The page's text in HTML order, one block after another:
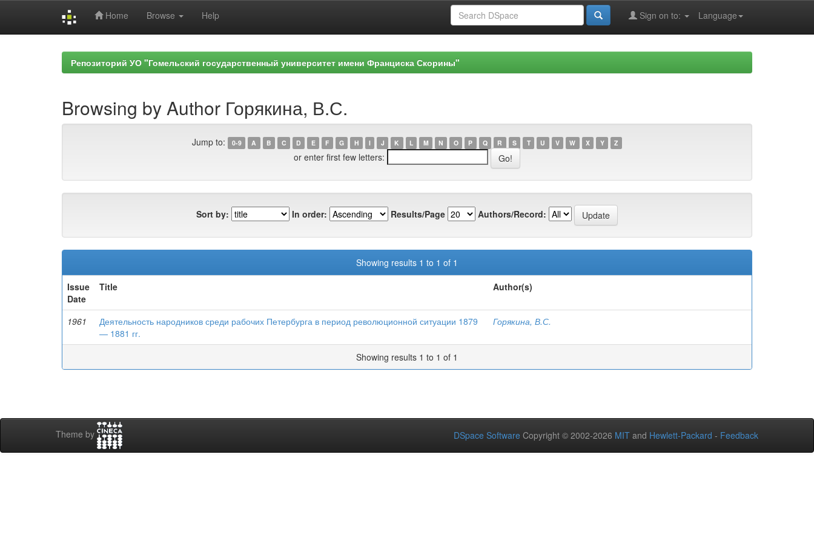
Home Browse Help Language
Sign on to:
Репозиторий УО "Гомельский государственный университет имени Франциска Скорины"
Browsing by Author Горякина, В.С.
Jump to: 0-9 A B C D E F G H I J K L M N O P Q R S T U V W X Y Z
or enter first few letters:
Sort by: In order: Results/Page Authors/Record:
Showing results 1 to 1 of 1
Issue
Date
Title Author(s)
1961
Деятельность народников среди рабочих Петербурга в период революционной ситуации 1879
— 1881 гг.
Горякина, В.С.
Showing results 1 to 1 of 1
Theme by DSpace Software Copyright © 2002-2026 MIT and Hewlett-Packard - Feedback